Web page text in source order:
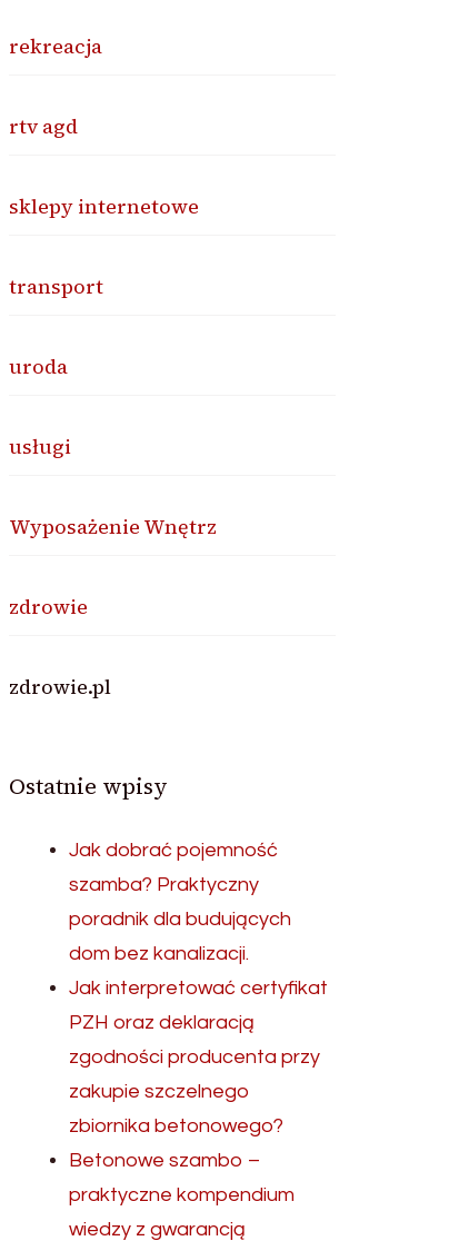
rekreacja
rtv agd
sklepy internetowe
transport
uroda
usługi
Wyposażenie Wnętrz
zdrowie
zdrowie.pl
Ostatnie wpisy
Jak dobrać pojemność
szamba? Praktyczny
poradnik dla budujących
dom bez kanalizacji.
Jak interpretować certyfikat
PZH oraz deklaracją
zgodności producenta przy
zakupie szczelnego
zbiornika betonowego?
Betonowe szambo –
praktyczne kompendium
wiedzy z gwarancją